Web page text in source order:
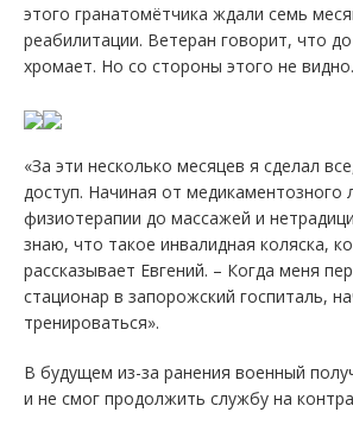
этого гранатомётчика ждали семь
реабилитации. Ветеран говорит, что
хромает. Но со стороны этого не видно.
«За эти несколько месяцев я сделал
доступ. Начиная от медикаментозного
физиотерапии до массажей и
знаю, что такое инвалидная коляска,
рассказывает Евгений. – Когда меня
стационар в запорожский госпиталь,
тренироваться».
В будущем из-за ранения военный
и не смог продолжить службу на